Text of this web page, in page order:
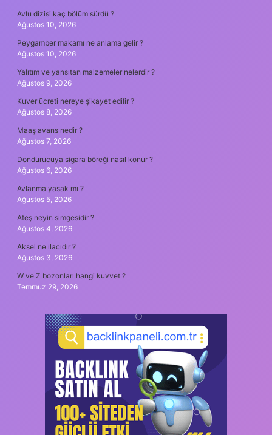
Avlu dizisi kaç bölüm sürdü ?
Ağustos 10, 2026
Peygamber makamı ne anlama gelir ?
Ağustos 10, 2026
Yalıtım ve yansıtan malzemeler nelerdir ?
Ağustos 9, 2026
Kuver ücreti nereye şikayet edilir ?
Ağustos 8, 2026
Maaş avans nedir ?
Ağustos 7, 2026
Dondurucuya sigara böreği nasıl konur ?
Ağustos 6, 2026
Avlanma yasak mı ?
Ağustos 5, 2026
Ateş neyin simgesidir ?
Ağustos 4, 2026
Aksel ne ilacıdır ?
Ağustos 3, 2026
W ve Z bozonları hangi kuvvet ?
Temmuz 29, 2026